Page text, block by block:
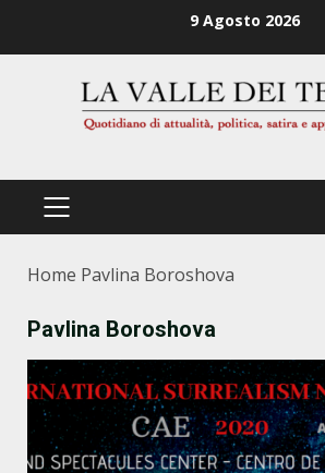
9 Agosto 2026
PRIMÄRES
Home Pavlina Boroshova
Pavlina Boroshova